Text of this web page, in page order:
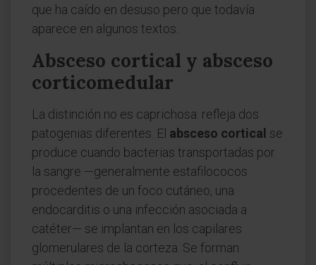
que ha caído en desuso pero que todavía
aparece en algunos textos.
Absceso cortical y absceso
corticomedular
La distinción no es caprichosa: refleja dos
patogenias diferentes. El absceso cortical se
produce cuando bacterias transportadas por
la sangre —generalmente estafilococos
procedentes de un foco cutáneo, una
endocarditis o una infección asociada a
catéter— se implantan en los capilares
glomerulares de la corteza. Se forman